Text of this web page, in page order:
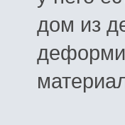
дом из